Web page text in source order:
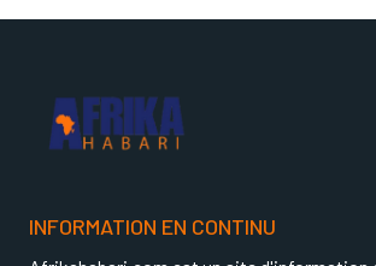
INFORMATION EN CONTINU